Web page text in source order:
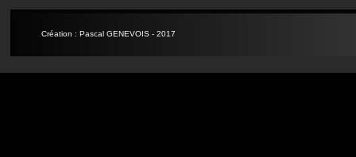
Création : Pascal GENEVOIS - 2017